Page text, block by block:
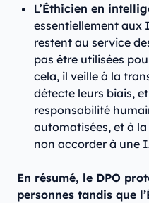
L’Éthicien en
essentiellement aux
restent au service
pas être utilisées
cela, il veille à la
détecte leurs biais,
responsabilité
automatisées, et à
non accorder à une
En résumé, le DPO
personnes tandis que